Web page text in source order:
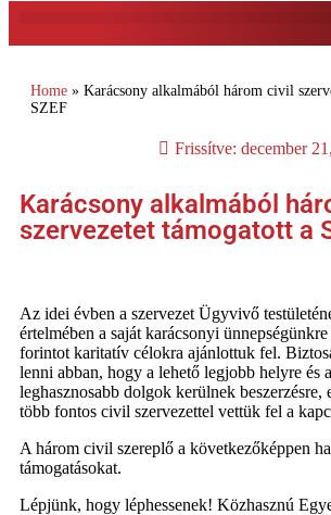
Home » Karácsony alkalmából három civil
SZEF
Frissítve: december
Karácsony alkalmából
szervezetet támogatott a
Az idei évben a szervezet Ügyvivő
értelmében a saját karácsonyi
forintot karitatív célokra ajánlottuk fel.
lenni abban, hogy a lehető legjobb helyre és
leghasznosabb dolgok kerülnek beszerzésre,
több fontos civil szervezettel vettük fel a
A három civil szereplő a következőképpen
támogatásokat.
Lépjünk, hogy léphessenek! Közhasznú